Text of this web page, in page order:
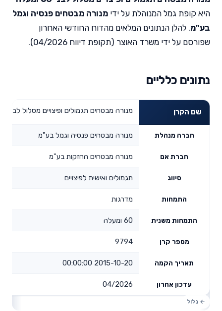
היא קופת גמל המנוהלת על ידי מנורה מבטחים פנסיה וגמל
בע"מ. להלן הנתונים המלאים מהדוח החודשי האחרון
שפורסם על ידי משרד האוצר (תקופת דיווח 04/2026).
נתונים כלליים
שם הקרן מנורה מבטחים תגמולים ופיצויים מסלול לבני 60 ומעלה
חברה מנהלת מנורה מבטחים פנסיה וגמל בע"מ
חברת אם מנורה מבטחים החזקות בע"מ
סיווג תגמולים ואישית לפיצויים
התמחות מדרגות
התמחות משנית 60 ומעלה
מספר קרן 9794
תאריך הקמה 2015-10-20 00:00:00
עדכון אחרון 04/2026